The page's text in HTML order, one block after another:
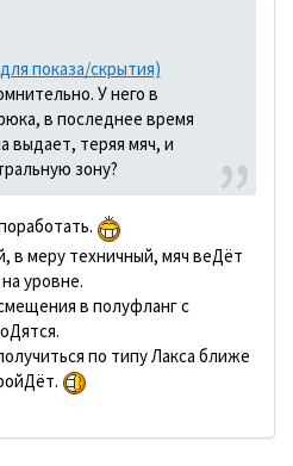
показа/скрытия)
У него в
в последнее время
выдает, теряя мяч, и
зону?
в меру техничный, мяч веДёт
уровне.
в полуфланг с
по типу Лакса ближе